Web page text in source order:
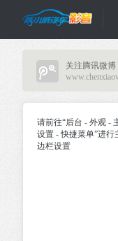
歌乐、建
关注腾讯微博
请前往“后台 - 外观 -
设置 - 快捷菜单”进行
边栏设置